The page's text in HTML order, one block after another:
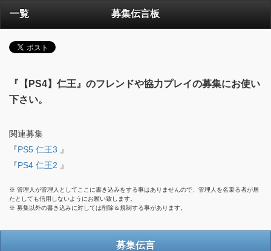
一覧 募集伝言板
『【PS4】仁王』のフレンドや協力プレイの募集にお使い
下さい。
関連募集
『PS5 仁王3 』
『PS4 仁王2 』
※ 管理人が管理人としてここに書き込みをする事はありませんので、管理人を名乗る者が居
たとしても信用しないようにお願い致します。
※ 募集以外の書き込みに対しては削除＆規制する事があります。
募集伝言